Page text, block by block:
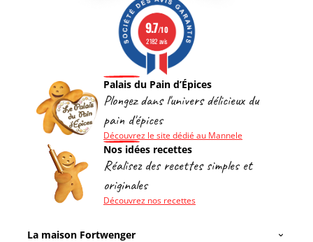
Palais du Pain d’Épices
Plongez dans l'univers délicieux du
pain d'épices
Découvrez le site dédié au Mannele
9.7/10
2182 avis
Nos idées recettes
Réalisez des recettes simples et
originales
Découvrez nos recettes
La maison Fortwenger